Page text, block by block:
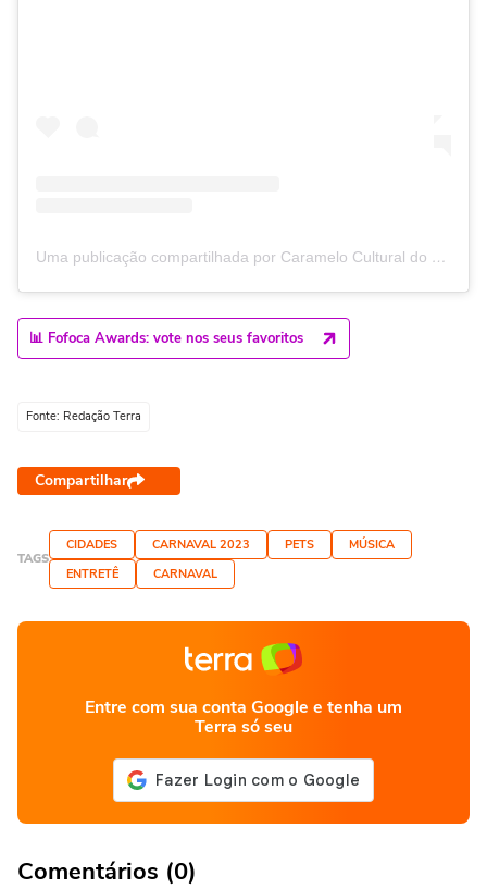
Uma publicação compartilhada por Caramelo Cultural do Recife 🐕 (@caramelo_cultural)
📊 Fofoca Awards: vote nos seus favoritos
Fonte: Redação Terra
Compartilhar
TAGS
CIDADES CARNAVAL 2023 PETS
MÚSICA
ENTRETÊ
CARNAVAL
Entre com sua conta Google e tenha um
Terra só seu
Comentários (0)